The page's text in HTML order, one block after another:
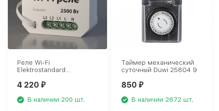
Реле Wi-Fi
Elektrostandard
4 220₽
В наличии 200 шт.
Таймер механический
суточный Duwi 25804 9
850₽
В наличии 2672 шт.